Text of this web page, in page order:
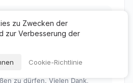
Feedback zu unserer
und unser schneller Service
Sie bald wieder auf
zu dürfen. Vielen Dank,
zu Zwecken der
zur Verbesserung der
Cookie-Richtlinie